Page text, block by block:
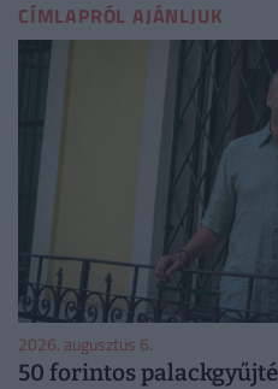
CÍMLAPRÓL AJÁNLJUK
2026. augusztus 6.
50 forintos